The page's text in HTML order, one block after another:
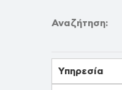
Αναζήτηση:
Υπηρεσία